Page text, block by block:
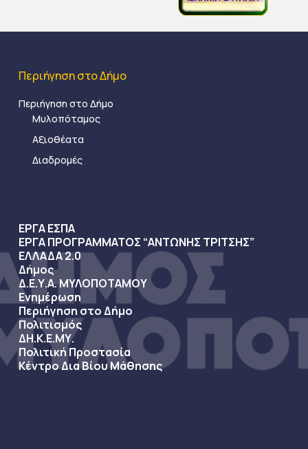
Περιήγηση στο Δήμο
Περιήγηση στο Δήμο
Μυλοπόταμος
Αξιοθέατα
Διαδρομές
ΕΡΓΑ ΕΣΠΑ
ΕΡΓΑ ΠΡΟΓΡΑΜΜΑΤΟΣ “ΑΝΤΩΝΗΣ ΤΡΙΤΣΗΣ”
ΕΛΛΑΔΑ 2.0
Δήμος
Δ.Ε.Υ.Α. ΜΥΛΟΠΟΤΑΜΟΥ
Ενημέρωση
Περιήγηση στο Δήμο
Πολιτισμός
ΔΗ.Κ.Ε.ΜΥ.
Πολιτική Προστασία
Κέντρο Δια Βίου Μάθησης